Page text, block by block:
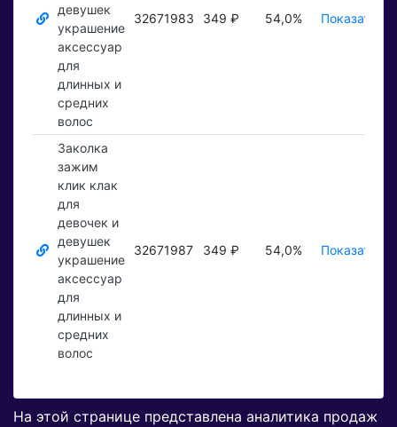
девушек
украшение
аксессуар
для
длинных и
средних
волос
32671983 349 ₽ 54,0% Показать ₽
Заколка
зажим
клик клак
для
девочек и
девушек
украшение
аксессуар
для
длинных и
средних
волос
32671987 349 ₽ 54,0% Показать ₽
На этой странице представлена аналитика продаж